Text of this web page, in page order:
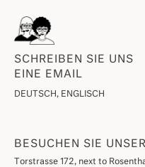
SCHREIBEN SIE UNS
EINE EMAIL
DEUTSCH, ENGLISCH
BESUCHEN SIE
Torstrasse 172, next to